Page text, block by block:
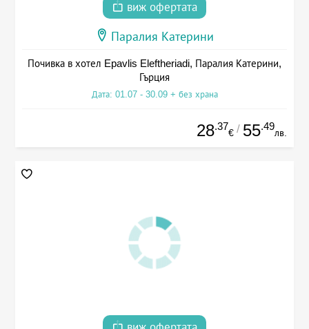
виж офертата
Паралия Катерини
Почивка в хотел Epavlis Eleftheriadi, Паралия Катерини,
Гърция
Дата: 01.07 - 30.09 + без храна
28.37
€ / 55.49
лв.